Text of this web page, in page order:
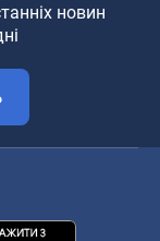
новин